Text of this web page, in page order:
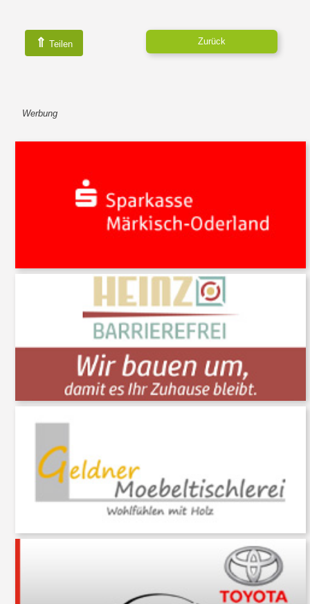
⇑ Teilen Zurück
Werbung